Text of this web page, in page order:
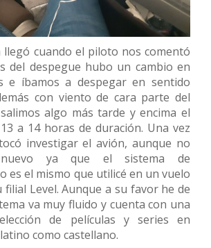
llegó cuando el piloto nos comentó
del despegue hubo un cambio en
e íbamos a despegar en sentido
con viento de cara parte del
algo más tarde y encima el
a 14 horas de duración. Una vez
investigar el avión, aunque no
ya que el sistema de
es el mismo que utilicé en un vuelo
Level. Aunque a su favor he de
va muy fluido y cuenta con una
de películas y series en
como castellano.